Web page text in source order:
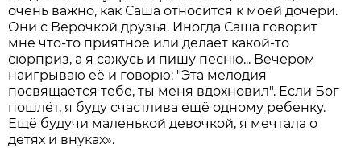
очень важно, как Саша относится к моей дочери.
Они с Верочкой друзья. Иногда Саша говорит
мне что-то приятное или делает какой-то
сюрприз, а я сажусь и пишу песню... Вечером
наигрываю её и говорю: "Эта мелодия
посвящается тебе, ты меня вдохновил". Если Бог
пошлёт, я буду счастлива ещё одному ребенку.
Ещё будучи маленькой девочкой, я мечтала о
детях и внуках».